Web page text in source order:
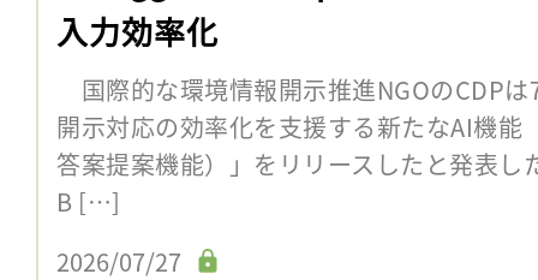
入力効率化
国際的な環境情報開示推進NGOのCDP
開示対応の効率化を支援する新たなAI機
答案提案機能）」をリリースしたと発表し
B […]
2026/07/27